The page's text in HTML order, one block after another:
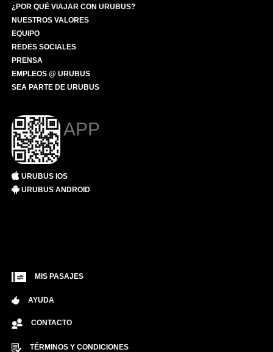
¿POR QUÉ VIAJAR CON URUBUS?
NUESTROS VALORES
EQUIPO
REDES SOCIALES
PRENSA
EMPLEOS @ URUBUS
SEA PARTE DE URUBUS
APP
URUBUS IOS
URUBUS ANDROID
MIS PASAJES
AYUDA
CONTACTO
TÉRMINOS Y CONDICIONES